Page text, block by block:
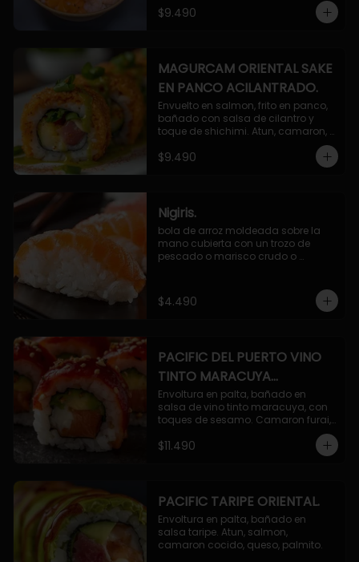
$9.490
MAGURCAM ORIENTAL SAKE
EN PANCO ACILANTRADO.
Envuelto en salmon, frito en panco,
bañado con salsa de cilantro y
toque de shichimi. Atun, camaron,
$9.490
Nigiris.
bola de arroz moldeada sobre la
mano cubierta con un trozo de
pescado o marisco crudo o
$4.490
PACIFIC DEL PUERTO VINO
TINTO MARACUYA
ORIENTAL.
Envoltura en palta, bañado en
salsa de vino tinto maracuya, con
toques de sesamo. Camaron furai,
$11.490
PACIFIC TARIPE ORIENTAL.
Envoltura en palta, bañado en
salsa taripe. Atun, salmon,
camaron cocido, queso, palmito.